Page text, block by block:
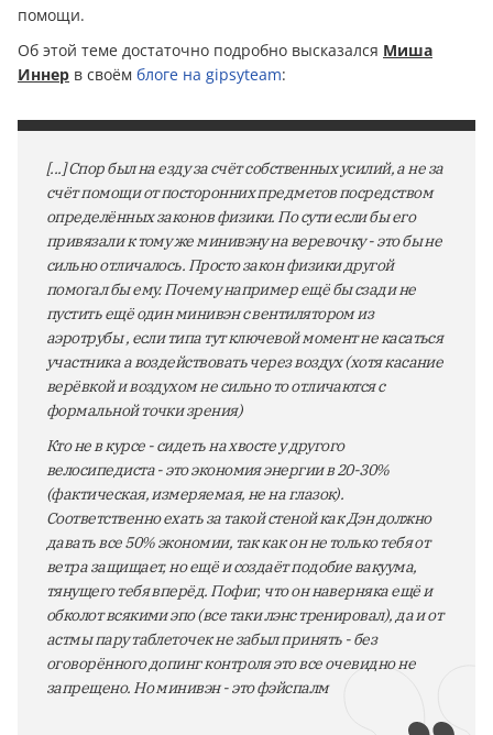
помощи.
Об этой теме достаточно подробно высказался Миша
Иннер в своём блоге на gipsyteam:
[...] Спор был на езду за счёт собственных усилий, а не за
счёт помощи от посторонних предметов посредством
определённых законов физики. По сути если бы его
привязали к тому же минивэну на веревочку - это бы не
сильно отличалось. Просто закон физики другой
помогал бы ему. Почему например ещё бы сзади не
пустить ещё один минивэн с вентилятором из
аэротрубы , если типа тут ключевой момент не касаться
участника а воздействовать через воздух (хотя касание
верёвкой и воздухом не сильно то отличаются с
формальной точки зрения)
Кто не в курсе - сидеть на хвосте у другого
велосипедиста - это экономия энергии в 20-30%
(фактическая, измеряемая, не на глазок).
Соответственно ехать за такой стеной как Дэн должно
давать все 50% экономии, так как он не только тебя от
ветра защищает, но ещё и создаёт подобие вакуума,
тянущего тебя вперёд. Пофиг, что он наверняка ещё и
обколот всякими эпо (все таки лэнс тренировал), да и от
астмы пару таблеточек не забыл принять - без
оговорённого допинг контроля это все очевидно не
запрещено. Но минивэн - это фэйспалм